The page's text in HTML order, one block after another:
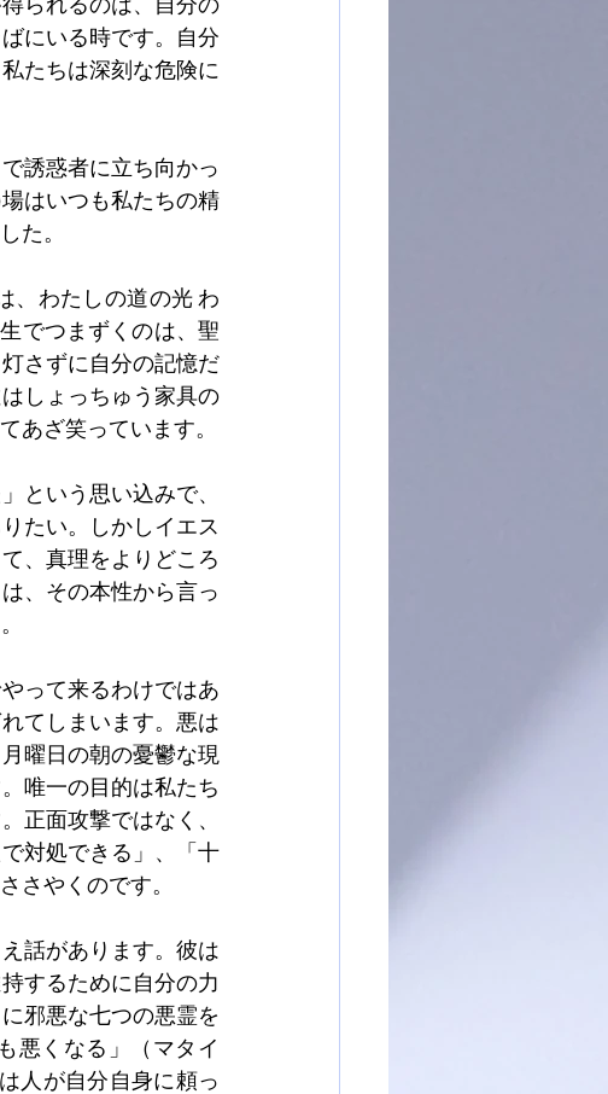
にいる時です。自分
たちは深刻な危険に
誘惑者に立ち向かっ
はいつも私たちの精
た。
、わたしの道の光 わ
でつまずくのは、聖
さずに自分の記憶だ
しょっちゅう家具の
あざ笑っています。
という思い込みで、
たい。しかしイエス
、真理をよりどころ
、その本性から言っ
って来るわけではあ
てしまいます。悪は
曜日の朝の憂鬱な現
唯一の目的は私たち
正面攻撃ではなく、
対処できる」、「十
さやくのです。
話があります。彼は
するために自分の力
邪悪な七つの悪霊を
悪くなる」（マタイ
人が自分自身に頼っ